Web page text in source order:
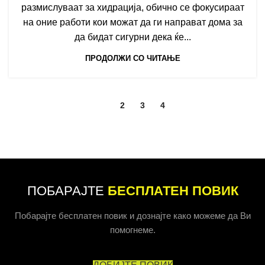
размислуваат за хидрација, обично се фокусираат
на оние работи кои можат да ги направат дома за
да бидат сигурни дека ќе...
ПРОДОЛЖИ СО ЧИТАЊЕ
2 3 4
ПОБАРАЈТЕ БЕСПЛАТЕН ПОВИК
Побарајте бесплатен повик и дознајте како можеме да Ви
помогнеме.